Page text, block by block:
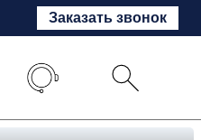
Заказать звонок